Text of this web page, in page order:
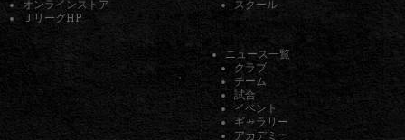
オンラインストア
ＪリーグHP
スクール
ニュース一覧
クラブ
チーム
試合
イベント
ギャラリー
アカデミー